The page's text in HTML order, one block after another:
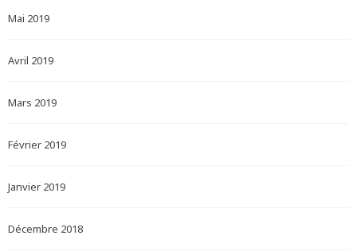
Mai 2019
Avril 2019
Mars 2019
Février 2019
Janvier 2019
Décembre 2018